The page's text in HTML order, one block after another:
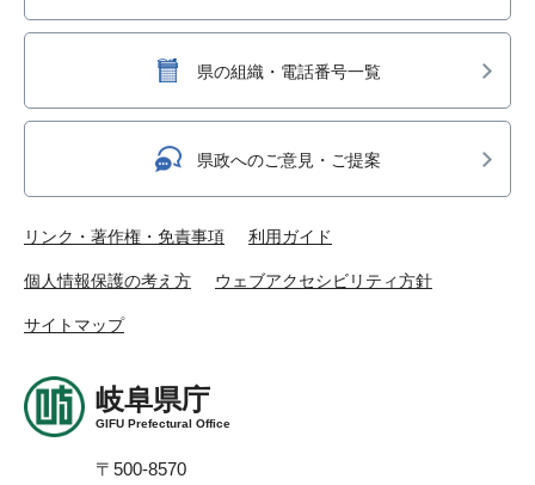
県の組織・電話番号一覧
県政へのご意見・ご提案
リンク・著作権・免責事項 利用ガイド
個人情報保護の考え方 ウェブアクセシビリティ方針
サイトマップ
岐阜県庁
GIFU Prefectural Office
〒500-8570